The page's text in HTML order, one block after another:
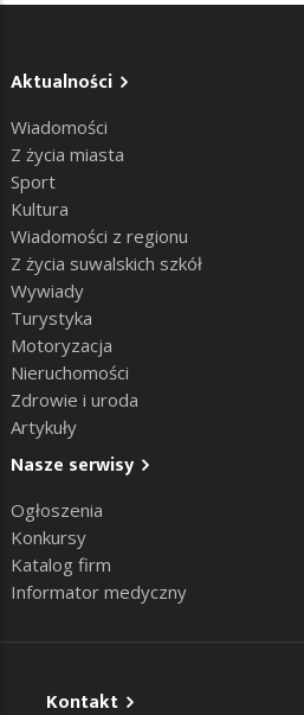
Aktualności
Wiadomości
Z życia miasta
Sport
Kultura
Wiadomości z regionu
Z życia suwalskich szkół
Wywiady
Turystyka
Motoryzacja
Nieruchomości
Zdrowie i uroda
Artykuły
Nasze serwisy
Ogłoszenia
Konkursy
Katalog firm
Informator medyczny
Kontakt